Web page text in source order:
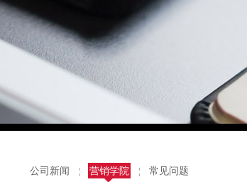
公司新闻 ¦ 营销学院 ¦ 常见问题